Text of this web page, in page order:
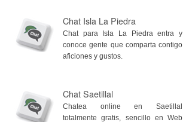
Chat Isla La Piedra
Chat para Isla La Piedra entra y
conoce gente que comparta contigo
aficiones y gustos.
Chat Saetillal
Chatea online en Saetillal
totalmente gratis, sencillo en Web